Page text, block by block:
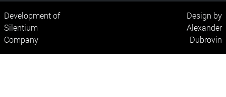
Development of
Silentium
Company
Design by
Alexander
Dubrovin